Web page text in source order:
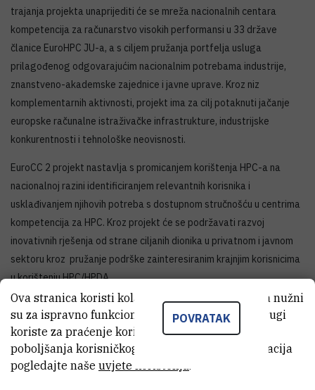
trajanja projekta unaprijediti će se mreža nacionalnih centara
kompetencija za računarstvo visokih performansi u 33 države
članice EuroHPC JU-a, a s ciljem pružanja portfelja usluga
prilagođenog odgovarajućim nacionalnim potrebama industrije,
znanstveno-akademske zajednice i javne uprave. Kroz niz
komplementarnih aktivnosti, projekt ima za cilj potaknuti jačanje
europske računalne istraživačke infrastrukture, industrijske
konkurentnosti i tehnološke neovisnosti.
EuroCC 2 projekt nastavlja s promicanjem korištenja HPC-a na
nacionalnoj razini identificiranjem relevantnih korisnika i
usklađivanjem njihovih potreba s dostupnom stručnošću u centrima
kompetencija za HPC. Kroz projekt će se podržavati razvoj
inovativnih rješenja od strane ciljanih dionika u privatnom i javnom
sektoru kroz pružanje podrške zainteresiranim krajnjim korisnicima
u korištenju HPC/HPDA.
Nacionalni konzorcij sačinjavaju Sveučilišni računski centar
Sveučilišta u Zagrebu (Srce) u ulozi nacionalnog partnera,
te Fakultet elektrotehnike, računarstva i informacijskih tehnologija
Osijek Sveučilišta u Osijeku (FERIT), Tehnički fakultet Sveučilišta u
POVRATAK
Ova stranica koristi kolačiće. Neki od tih kolačića nužni
su za ispravno funkcioniranje stranice, dok se drugi
koriste za praćenje korištenja stranice radi
poboljšanja korisničkog iskustva. Za više informacija
pogledajte naše uvjete korištenja.